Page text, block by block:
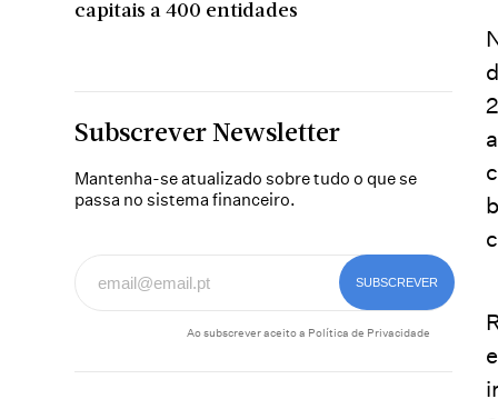
capitais a 400 entidades
Subscrever Newsletter
Mantenha-se atualizado sobre tudo o que se
passa no sistema financeiro.
Ao subscrever aceito a Política de Privacidade